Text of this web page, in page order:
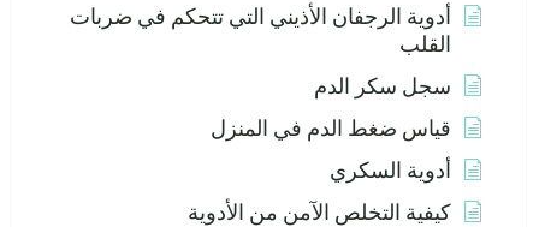
أدوية الرجفان الأذيني التي تتحكم في ضربات
القلب
سجل سكر الدم
قياس ضغط الدم في المنزل
أدوية السكري
كيفية التخلص الآمن من الأدوية